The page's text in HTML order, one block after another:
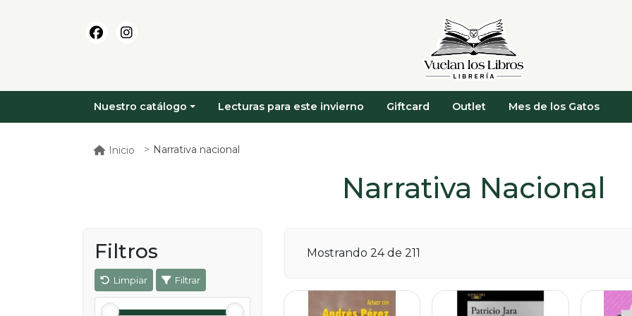
Nuestro catálogo Lecturas para este invierno Giftcard Outlet Mes de los Gatos
Inicio Narrativa nacional
Narrativa Nacional
Filtros
Limpiar Filtrar
Mostrando 24 de 211